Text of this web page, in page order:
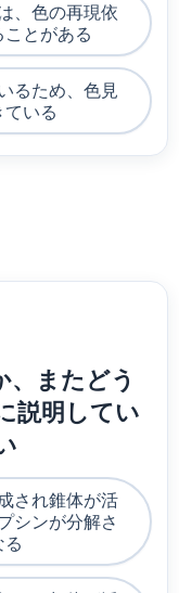
、色の再現依
とがある
るため、色見
いる
、またどう
説明してい
され錐体が活
シンが分解さ